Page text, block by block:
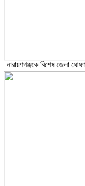
নারায়ণগঞ্জকে বিশেষ জেলা